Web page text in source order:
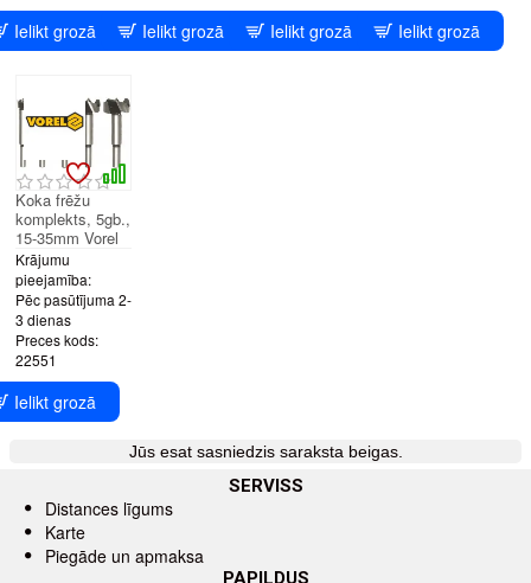
Ielikt grozā Ielikt grozā Ielikt grozā Ielikt grozā
Krājumu
pieejamība:
Pēc pasūtījuma 2-
3 dienas
Preces kods:
22551
Koka frēžu
komplekts, 5gb.,
15-35mm Vorel
Ielikt grozā
Jūs esat sasniedzis saraksta beigas.
SERVISS
Distances līgums
Karte
Piegāde un apmaksa
PAPILDUS